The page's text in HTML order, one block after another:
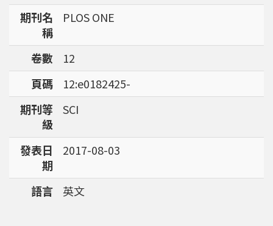
期刊名
稱
PLOS ONE
卷數
12
頁碼
12:e0182425-
期刊等
級
SCI
發表日
期
2017-08-03
語言 英文